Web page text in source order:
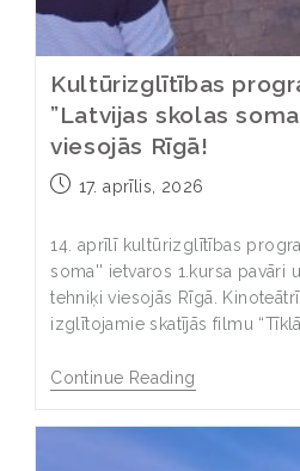
Kultūrizglītības
”Latvijas skolas
viesojās Rīgā!
17. aprīlis, 2026
14. aprīlī kultūrizglītības
soma'' ietvaros 1.kursa pavāri
tehniķi viesojās Rīgā.
izglītojamie skatījās filmu
Continue Reading